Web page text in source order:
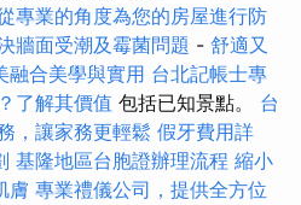
專業的角度為您的房屋進行防
牆面受潮及霉菌問題 - 舒適又
融合美學與實用 台北記帳士專
了解其價值 包括已知景點。 台
，讓家務更輕鬆 假牙費用詳
基隆地區台胞證辦理流程 縮小
膚 專業禮儀公司，提供全方位